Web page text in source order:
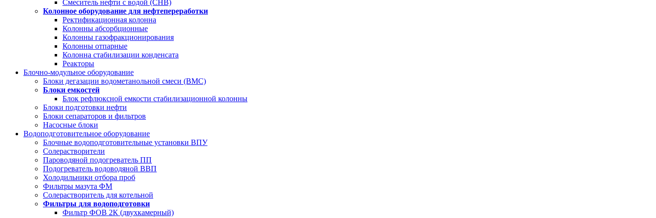
Смеситель нефти с водой (СНВ)
Колонное оборудование для нефтепереработки
Ректификационная колонна
Колонны абсорбционные
Колонны газофракционирования
Колонны отпарные
Колонна стабилизации конденсата
Реакторы
Блочно-модульное оборудование
Блоки дегазации водометанольной смеси (BMC)
Блоки емкостей
Блок рефлюксной емкости стабилизационной колонны
Блоки подготовки нефти
Блоки сепараторов и фильтров
Насосные блоки
Водоподготовительное оборудование
Блочные водоподготовительные установки ВПУ
Солерастворители
Пароводяной подогреватель ПП
Подогреватель водоводяной ВВП
Холодильники отбора проб
Фильтры мазута ФМ
Солерастворитель для котельной
Фильтры для водоподготовки
Фильтр ФОВ 2К (двухкамерный)